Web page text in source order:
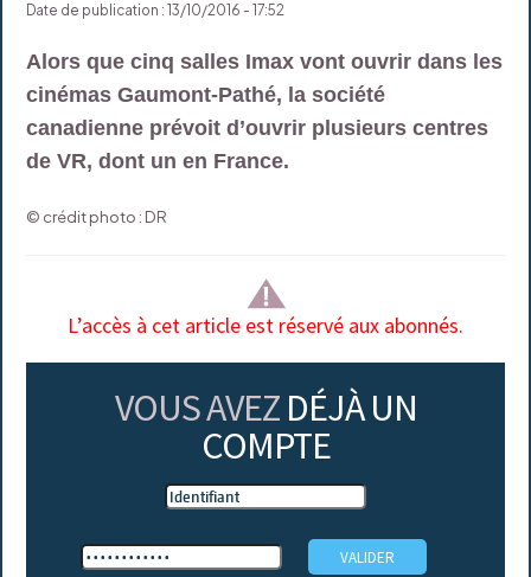
Date de publication : 13/10/2016 - 17:52
Alors que cinq salles Imax vont ouvrir dans les
cinémas Gaumont-Pathé, la société
canadienne prévoit d’ouvrir plusieurs centres
de VR, dont un en France.
© crédit photo : DR
L’accès à cet article est réservé aux abonnés.
VOUS AVEZ DÉJÀ UN
COMPTE